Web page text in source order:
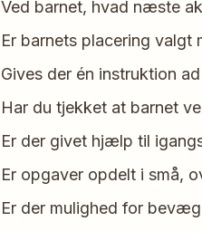
Ved barnet, hvad næste
Er barnets placering
Gives der én instruktion
Har du tjekket at barnet
Er der givet hjælp til
Er opgaver opdelt i små,
Er der mulighed for